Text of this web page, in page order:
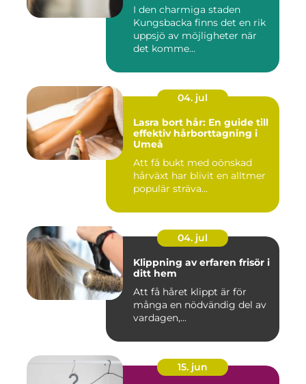
I den charmiga staden
Kungsbacka finns det en rik
uppsjö av möjligheter när
det komme...
04. jul
Lasra bort hår: En guide till
effektiv hårborttagning i
Umeå
Att få bukt med oönskad
hårväxt har blivit en alltmer
populär sträva...
04. jul
Klippning av erfaren frisör i
ditt hem
Att få håret klippt är för
många en nödvändig del av
vardagen,...
15. jun